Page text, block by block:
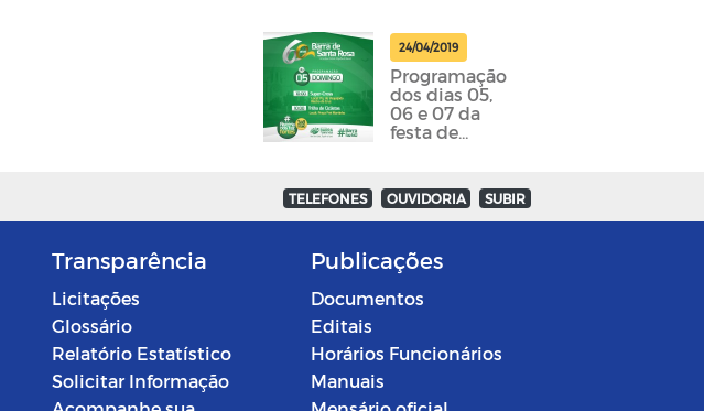
24/04/2019
Programação
dos dias 05,
06 e 07 da
festa de
foram
divulgadas
TELEFONES OUVIDORIA SUBIR
Transparência
Licitações
Glossário
Relatório Estatístico
Solicitar Informação
Publicações
Documentos
Editais
Horários Funcionários
Manuais